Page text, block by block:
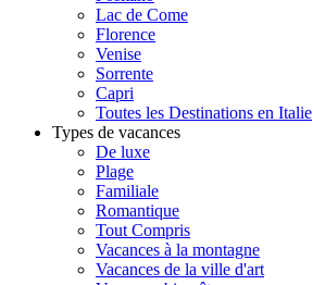
Lac de Come
Florence
Venise
Sorrente
Capri
Toutes les Destinations en Italie
Types de vacances
De luxe
Plage
Familiale
Romantique
Tout Compris
Vacances à la montagne
Vacances de la ville d'art